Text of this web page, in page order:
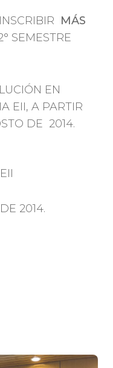
MÁS
SEMESTRE
EN
EII, A PARTIR
DE 2014.
2014.